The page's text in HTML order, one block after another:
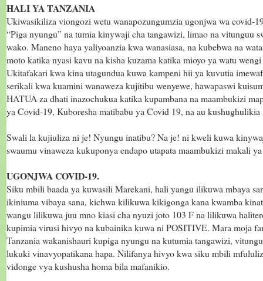
HALI YA TANZANIA
Ukiwasikiliza viongozi wetu wanapozungumzia ugonjwa wa covid-
“Piga nyungu” na tumia kinywaji cha tangawizi, limao na vitunguu
wako. Maneno haya yaliyoanzia kwa wanasiasa, na kubebwa na
moto katika nyasi kavu na kisha kuzama katika mioyo ya watu
Ukitafakari kwa kina utagundua kuwa kampeni hii ya kuvutia
serikali kwa kuamini wanaweza kujitibu wenyewe, hawapaswi
HATUA za dhati inazochukua katika kupambana na maambukizi
ya Covid-19, Kuboresha matibabu ya Covid 19, na au kushughulikia
Swali la kujiuliza ni je! Nyungu inatibu? Na je! ni kweli kuwa
swaumu vinaweza kukuponya endapo utapata maambukizi makali
UGONJWA COVID-19.
Siku mbili baada ya kuwasili Marekani, hali yangu ilikuwa mbaya
ikiniuma vibaya sana, kichwa kilikuwa kikigonga kana kwamba
wangu lilikuwa juu mno kiasi cha nyuzi joto 103 F na lilikuwa
kupimia virusi hivyo na kubainika kuwa ni POSITIVE. Mara moja
Tanzania wakanishauri kupiga nyungu na kutumia tangawizi,
lukuki vinavyopatikana hapa. Nilifanya hivyo kwa siku mbili
vidonge vya kushusha homa bila mafanikio.